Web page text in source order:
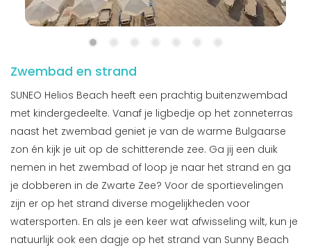
Zwembad en strand
SUNEO Helios Beach heeft een prachtig buitenzwembad
met kindergedeelte. Vanaf je ligbedje op het zonneterras
naast het zwembad geniet je van de warme Bulgaarse
zon én kijk je uit op de schitterende zee. Ga jij een duik
nemen in het zwembad of loop je naar het strand en ga
je dobberen in de Zwarte Zee? Voor de sportievelingen
zijn er op het strand diverse mogelijkheden voor
watersporten. En als je een keer wat afwisseling wilt, kun je
natuurlijk ook een dagje op het strand van Sunny Beach